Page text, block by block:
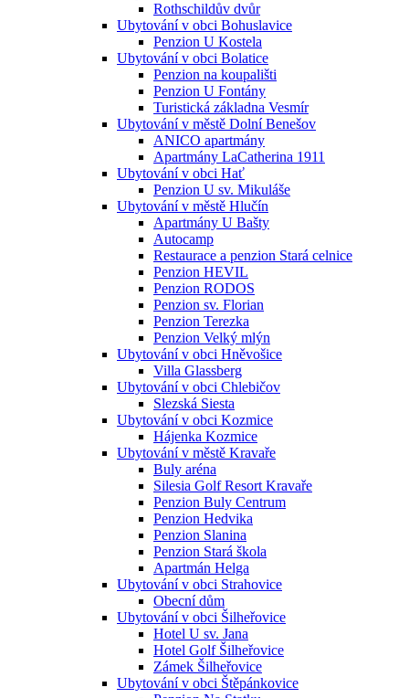
Rothschildův dvůr
Ubytování v obci Bohuslavice
Penzion U Kostela
Ubytování v obci Bolatice
Penzion na koupališti
Penzion U Fontány
Turistická základna Vesmír
Ubytování v městě Dolní Benešov
ANICO apartmány
Apartmány LaCatherina 1911
Ubytování v obci Hať
Penzion U sv. Mikuláše
Ubytování v městě Hlučín
Apartmány U Bašty
Autocamp
Restaurace a penzion Stará celnice
Penzion HEVIL
Penzion RODOS
Penzion sv. Florian
Penzion Terezka
Penzion Velký mlýn
Ubytování v obci Hněvošice
Villa Glassberg
Ubytování v obci Chlebičov
Slezská Siesta
Ubytování v obci Kozmice
Hájenka Kozmice
Ubytování v městě Kravaře
Buly aréna
Silesia Golf Resort Kravaře
Penzion Buly Centrum
Penzion Hedvika
Penzion Slanina
Penzion Stará škola
Apartmán Helga
Ubytování v obci Strahovice
Obecní dům
Ubytování v obci Šilheřovice
Hotel U sv. Jana
Hotel Golf Šilheřovice
Zámek Šilheřovice
Ubytování v obci Štěpánkovice